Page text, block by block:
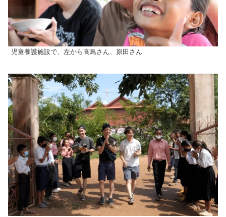
児童養護施設で、左から高鳥さん、原田さん